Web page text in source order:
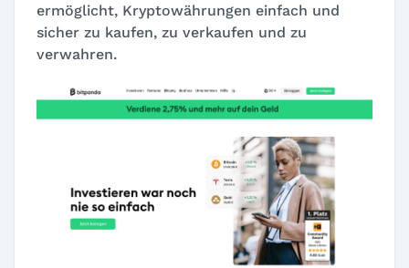
ermöglicht, Kryptowährungen einfach und
sicher zu kaufen, zu verkaufen und zu
verwahren.